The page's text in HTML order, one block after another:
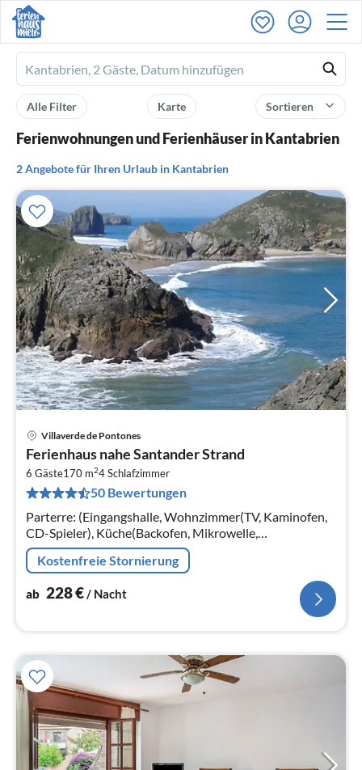
Ferienhausmiete
logo
Sortieren
Karte
Alle Filter
Ferienwohnungen und Ferienhäuser in Kantabrien
2 Angebote für Ihren Urlaub in Kantabrien
Villaverde de Pontones
Ferienhaus nahe Santander Strand
6 Gäste170 m24Schlafzimmer
50 Bewertungen
Parterre: (Eingangshalle, Wohnzimmer(TV, Kaminofen,
CD-Spieler), Küche(Backofen, Mikrowelle,
Spülmaschine, Kühl-/Gefrierkombination),
Schlafzimmer(Doppelschlafcouch)
Kostenfreie Stornierung
ab 228€/ Nacht